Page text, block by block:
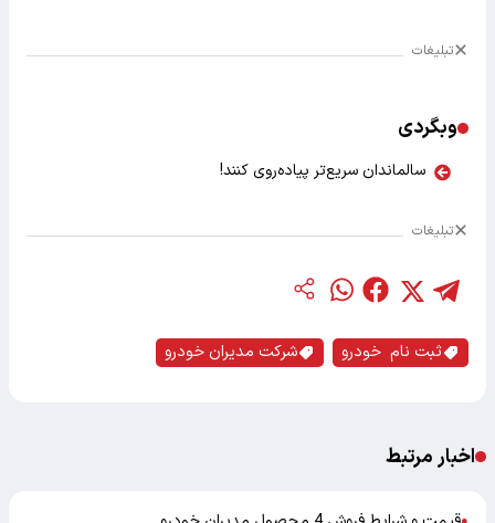
تبلیغات
وبگردی
سالماندان سریع‌تر پیاده‌روی کنند!
تبلیغات
ثبت نام خودرو شرکت مدیران خودرو
اخبار مرتبط